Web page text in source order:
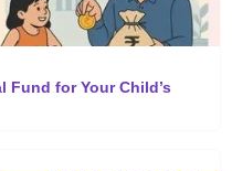
Fund for Your Child’s